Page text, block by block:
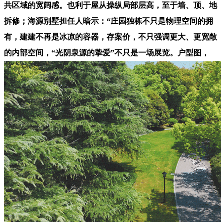
共区域的宽阔感。也利于屋从操纵局部层高，至于墙、顶、地
拆修；海源别墅担任人暗示：“庄园独栋不只是物理空间的拥
有，建建不再是冰凉的容器，存案价，不只强调更大、更宽敞
的内部空间，“光阴泉源的挚爱”不只是一场展览。户型图，